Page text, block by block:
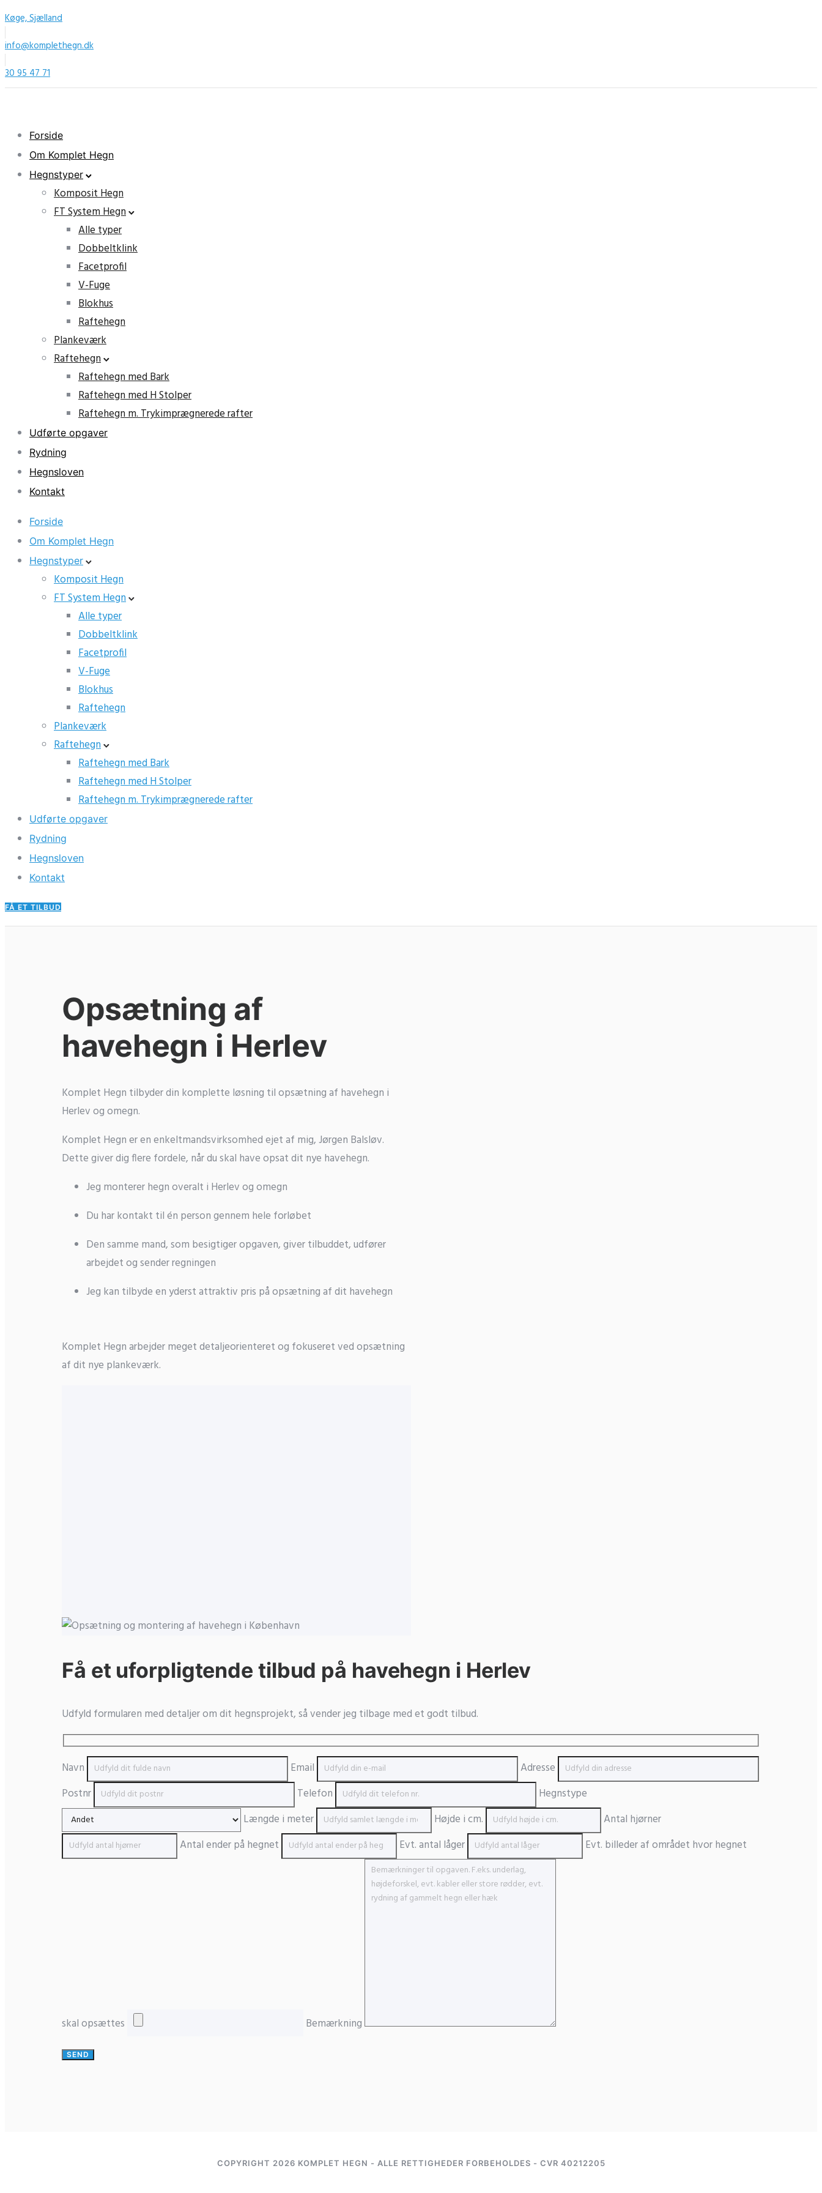
Køge, Sjælland
info@komplethegn.dk
30 95 47 71
Forside
Om Komplet Hegn
Hegnstyper
Komposit Hegn
FT System Hegn
Alle typer
Dobbeltklink
Facetprofil
V-Fuge
Blokhus
Raftehegn
Plankeværk
Raftehegn
Raftehegn med Bark
Raftehegn med H Stolper
Raftehegn m. Trykimprægnerede rafter
Udførte opgaver
Rydning
Hegnsloven
Kontakt
Forside
Om Komplet Hegn
Hegnstyper
Komposit Hegn
FT System Hegn
Alle typer
Dobbeltklink
Facetprofil
V-Fuge
Blokhus
Raftehegn
Plankeværk
Raftehegn
Raftehegn med Bark
Raftehegn med H Stolper
Raftehegn m. Trykimprægnerede rafter
Udførte opgaver
Rydning
Hegnsloven
Kontakt
FÅ ET TILBUD
Opsætning af
havehegn i Herlev
Komplet Hegn tilbyder din komplette løsning til opsætning af havehegn i
Herlev og omegn.
Komplet Hegn er en enkeltmandsvirksomhed ejet af mig, Jørgen Balsløv.
Dette giver dig flere fordele, når du skal have opsat dit nye havehegn.
Jeg monterer hegn overalt i Herlev og omegn
Du har kontakt til én person gennem hele forløbet
Den samme mand, som besigtiger opgaven, giver tilbuddet, udfører
arbejdet og sender regningen
Jeg kan tilbyde en yderst attraktiv pris på opsætning af dit havehegn
Komplet Hegn arbejder meget detaljeorienteret og fokuseret ved opsætning
af dit nye plankeværk.
Få et uforpligtende tilbud på havehegn i Herlev
Udfyld formularen med detaljer om dit hegnsprojekt, så vender jeg tilbage med et godt tilbud.
Navn Email
Adresse
Postnr
Telefon
Hegnstype
Længde i meter
Højde i cm.
Antal hjørner
Antal ender på hegnet
Evt. antal låger Evt. billeder af området hvor hegnet
skal opsættes Bemærkning
COPYRIGHT 2026 KOMPLET HEGN - ALLE RETTIGHEDER FORBEHOLDES - CVR 40212205